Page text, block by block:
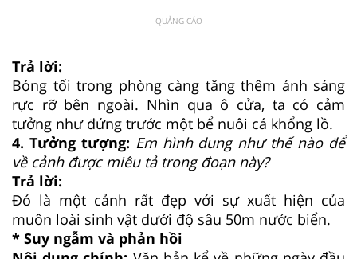
QUẢNG CÁO
Trả lời:
Bóng tối trong phòng càng tăng thêm ánh sáng
rực rỡ bên ngoài. Nhìn qua ô cửa, ta có cảm
tưởng như đứng trước một bể nuôi cá khổng lồ.
4. Tưởng tượng: Em hình dung như thế nào để
về cảnh được miêu tả trong đoạn này?
Trả lời:
Đó là một cảnh rất đẹp với sự xuất hiện của
muôn loài sinh vật dưới độ sâu 50m nước biển.
* Suy ngẫm và phản hồi